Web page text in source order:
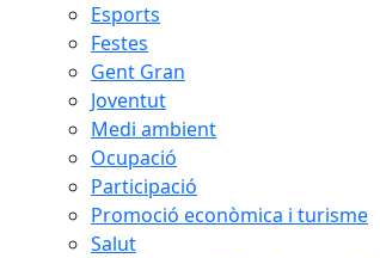
Esports
Festes
Gent Gran
Joventut
Medi ambient
Ocupació
Participació
Promoció econòmica i turisme
Salut